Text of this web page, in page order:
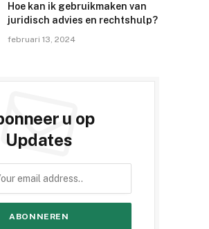
Hoe kan ik gebruikmaken van
juridisch advies en rechtshulp?
februari 13, 2024
u op
Updates